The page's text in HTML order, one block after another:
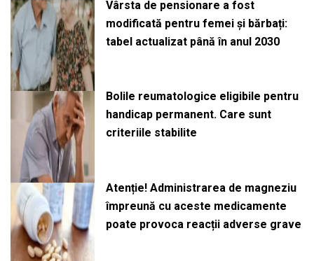
Vârsta de pensionare a fost
modificată pentru femei și bărbați:
tabel actualizat până în anul 2030
Bolile reumatologice eligibile pentru
handicap permanent. Care sunt
criteriile stabilite
Atenție! Administrarea de magneziu
împreună cu aceste medicamente
poate provoca reacții adverse grave